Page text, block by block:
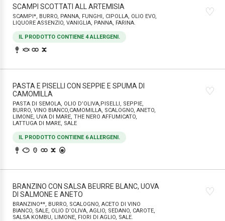
SCAMPI SCOTTATI ALL ARTEMISIA
SCAMPI*, BURRO, PANNA, FUNGHI, CIPOLLA, OLIO EVO,
LIQUORE ASSENZIO, VANIGLIA, PANNA, FARINA.
IL PRODOTTO CONTIENE 4 ALLERGENI.
♡
PASTA E PISELLI CON SEPPIE E SPUMA DI
CAMOMILLA
PASTA DI SEMOLA, OLIO D’OLIVA,PISELLI, SEPPIE,
BURRO, VINO BIANCO,CAMOMILLA, SCALOGNO, ANETO,
LIMONE, UVA DI MARE, THE NERO AFFUMICATO,
LATTUGA DI MARE, SALE
IL PRODOTTO CONTIENE 6 ALLERGENI.
♡
BRANZINO CON SALSA BEURRE BLANC, UOVA
DI SALMONE E ANETO
BRANZINO**, BURRO, SCALOGNO, ACETO DI VINO
BIANCO, SALE, OLIO D’OLIVA, AGLIO, SEDANO, CAROTE,
SALSA KOMBU, LIMONE, FIORI DI AGLIO, SALE.
♡